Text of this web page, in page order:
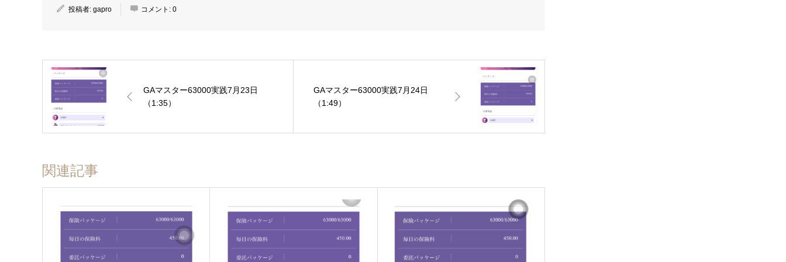
投稿者: gapro コメント: 0
GAマスター63000実践7月23日
（1:35）
GAマスター63000実践7月24日
（1:49）
関連記事